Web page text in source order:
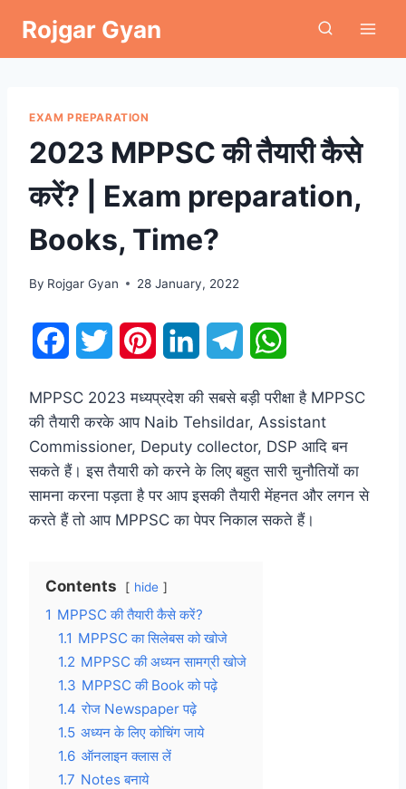
content
Rojgar Gyan
EXAM PREPARATION
2023 MPPSC की तैयारी कैसे
करें? | Exam preparation,
Books, Time?
By Rojgar Gyan 28 January, 2022
c
e
o
k
t
e
n
t
r
s
t
n
k
d
e
g
r
a
t
A
MPPSC 2023 मध्यप्रदेश की सबसे बड़ी परीक्षा है MPPSC
की तैयारी करके आप Naib Tehsildar, Assistant
Commissioner, Deputy collector, DSP आदि बन
सकते हैं। इस तैयारी को करने के लिए बहुत सारी चुनौतियों का
सामना करना पड़ता है पर आप इसकी तैयारी मेंहनत और लगन से
करते हैं तो आप MPPSC का पेपर निकाल सकते हैं।
Contents hide
1 MPPSC की तैयारी कैसे करें?
1.1 MPPSC का सिलेबस को खोजे
1.2 MPPSC की अध्यन सामग्री खोजे
1.3 MPPSC की Book को पढ़े
1.4 रोज Newspaper पढ़े
1.5 अध्यन के लिए कोचिंग जाये
1.6 ऑनलाइन क्लास लें
1.7 Notes बनाये